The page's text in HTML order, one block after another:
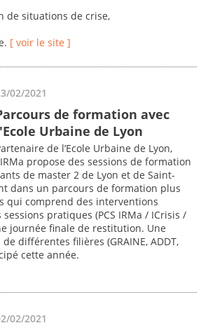
de situations de crise,
[ voir le site ]
02/2021
de formation avec
Urbaine de Lyon
de l’Ecole Urbaine de Lyon,
propose des sessions de formation
de master 2 de Lyon et de Saint-
dans un parcours de formation plus
qui comprend des interventions
pratiques (PCS IRMa / ICrisis /
journée finale de restitution. Une
différentes filières (GRAINE, ADDT,
cette année.
02/2021